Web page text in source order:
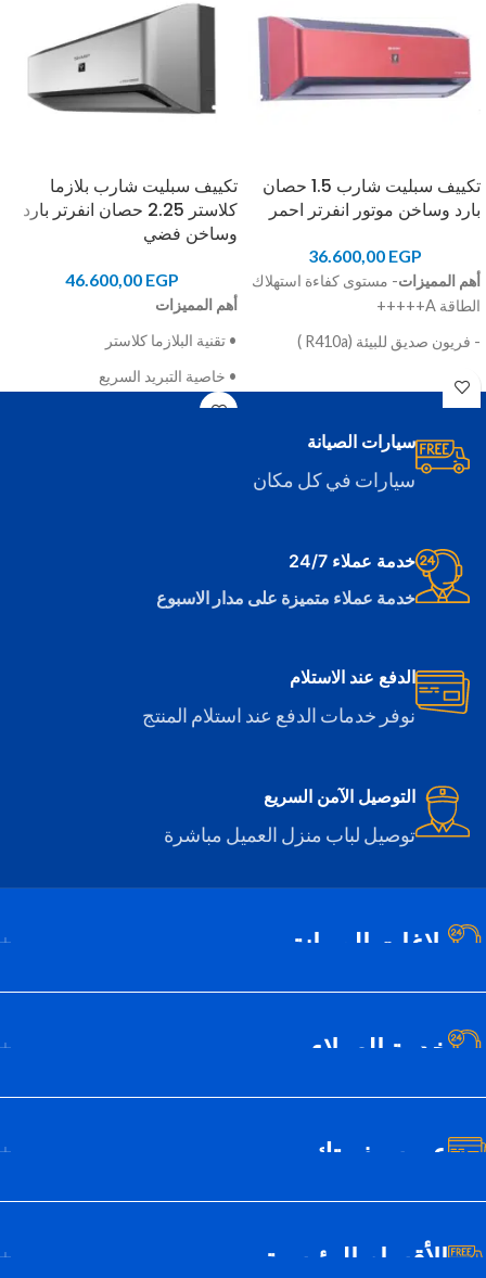
تكييف سبليت شارب 1.5 حصان
بارد وساخن موتور انفرتر احمر
36.600,00 EGP
أهم المميزات- مستوى كفاءة استهلاك
الطاقة A+++++
- فريون صديق للبيئة (R410a )
- كمبروسر شبه استوائي
الأبعاد (العرض×الارتفاع×العمق)
ملم
بلد المنشأ
- الوحدة الداخلية: تايلاند
تكييف سبليت شارب بلازما
كلاستر 2.25 حصان انفرتر بارد
وساخن فضي
46.600,00 EGP
أهم المميزات
• تقنية البلازما كلاستر
• خاصية التبريد السريع
• هواء بارد خفيف (كواندا) عن طريق
• فريون صديق للبيئة (R410a)
• تشخيص ذاتي للأعطال
سيارات الصيانة
سيارات في كل مكان
خدمة عملاء 24/7
خدمة عملاء متميزة على مدار الاسبوع
الدفع عند الاستلام
نوفر خدمات الدفع عند استلام المنتج
التوصيل الآمن السريع
توصيل لباب منزل العميل مباشرة
بلاغات الصيانة
خدمة العملاء
عن سيف تك
الأقسام الرئيسية